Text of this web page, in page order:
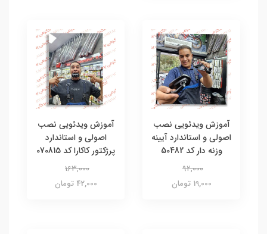
آموزش ویدئویی نصب
اصولی و استاندارد آیینه
وزنه دار کد 50482
92,000
19,000 تومان
آموزش ویدئویی نصب
اصولی و استاندارد
پرژکتور کاکارا کد 070815
163,000
42,000 تومان